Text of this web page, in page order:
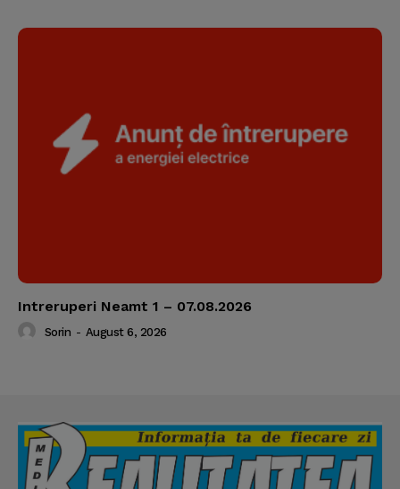
Intreruperi Neamt 1 – 07.08.2026
Sorin - August 6, 2026